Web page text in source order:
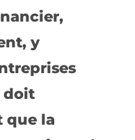
y
doit
que la